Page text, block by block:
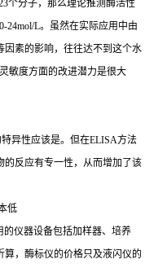
个分子，那么理论推测酶活性
24mol/L。虽然在实际应用中由
因素的影响，往往达不到这个水
敏度方面的改进潜力是很大
特异性应该是。但在ELISA方法
的反应有专一性，从而增加了该
低
仪器设备包括加样器、培养
算，酶标仪的价格只及液闪仪的